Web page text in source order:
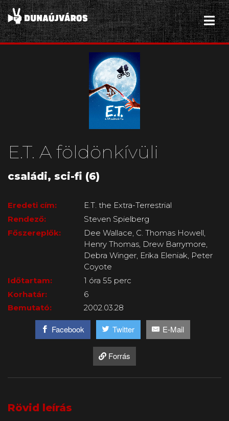
E.T. A földönkívüli
családi, sci-fi (6)
Eredeti cím:
E.T. the Extra-Terrestrial
Rendező:
Steven Spielberg
Főszereplők:
Dee Wallace, C. Thomas Howell,
Henry Thomas, Drew Barrymore,
Debra Winger, Erika Eleniak, Peter
Coyote
Időtartam:
1 óra 55 perc
Korhatár:
6
Bemutató:
2002.03.28
Facebook Twitter E-Mail
Forrás
Rövid leírás